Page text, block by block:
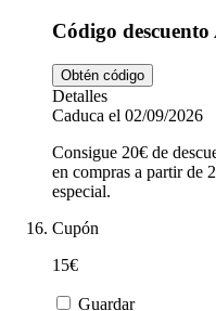
Código
Obtén código
Detalles
Caduca el 02/09/2026
Consigue 20€ de
en compras a partir de
especial.
Cupón
15€
Guardar